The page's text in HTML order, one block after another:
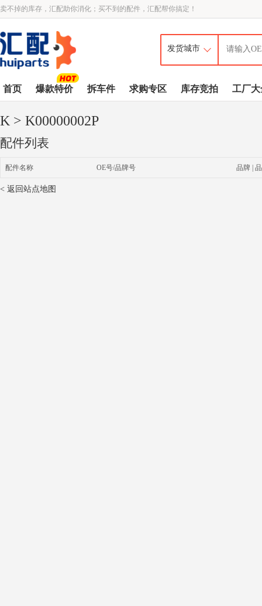
卖不掉的库存，汇配助你消化；买不到的配件，汇配帮你搞定！
首页 爆款特价 拆车件 求购专区 库存竞拍 工厂大
K > K00000002P
配件列表
配件名称 OE号/品牌号 品牌 |
< 返回站点地图